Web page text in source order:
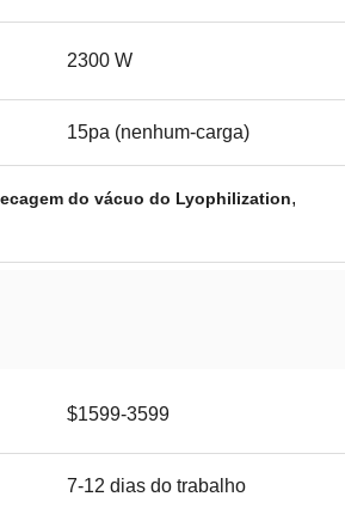
2300 W
15pa (nenhum-carga)
do vácuo do Lyophilization,
$1599-3599
7-12 dias do trabalho